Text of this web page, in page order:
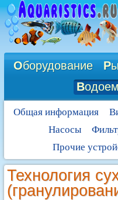
Оборудование Р
В
Общая информация
Насосы
Прочие
Технология